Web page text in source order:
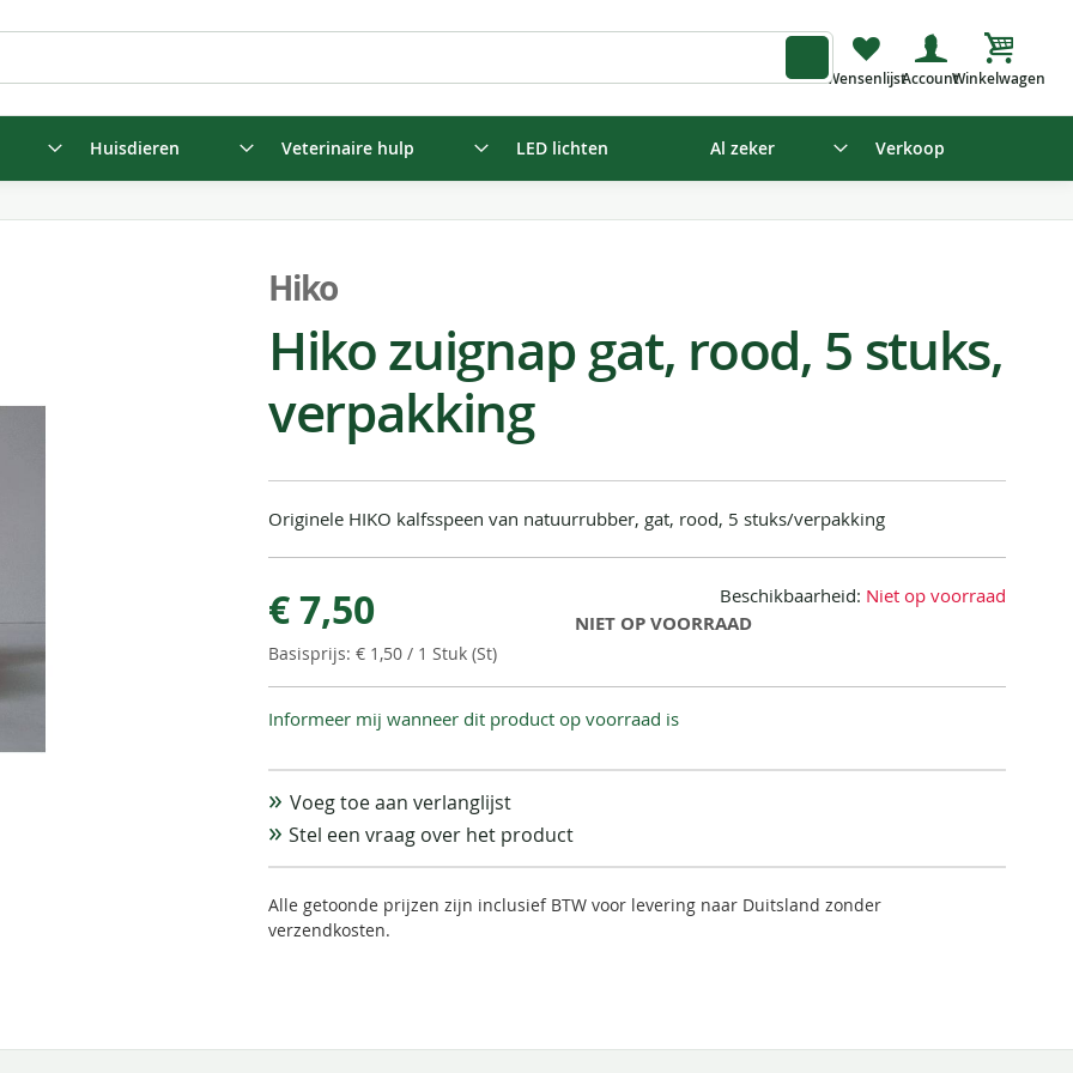
Huisdieren Veterinaire hulp LED lichten Al zeker Verkoop
Hiko
Hiko zuignap gat, rood, 5 stuks,
verpakking
Originele HIKO kalfsspeen van natuurrubber, gat, rood, 5 stuks/verpakking
€ 7,50
€ 1,50 / 1 Stuk (St)
Beschikbaarheid: Niet op voorraad
NIET OP VOORRAAD
Informeer mij wanneer dit product op voorraad is
Voeg toe aan verlanglijst
Stel een vraag over het product
Alle getoonde prijzen zijn inclusief BTW voor levering naar Duitsland zonder
verzendkosten.